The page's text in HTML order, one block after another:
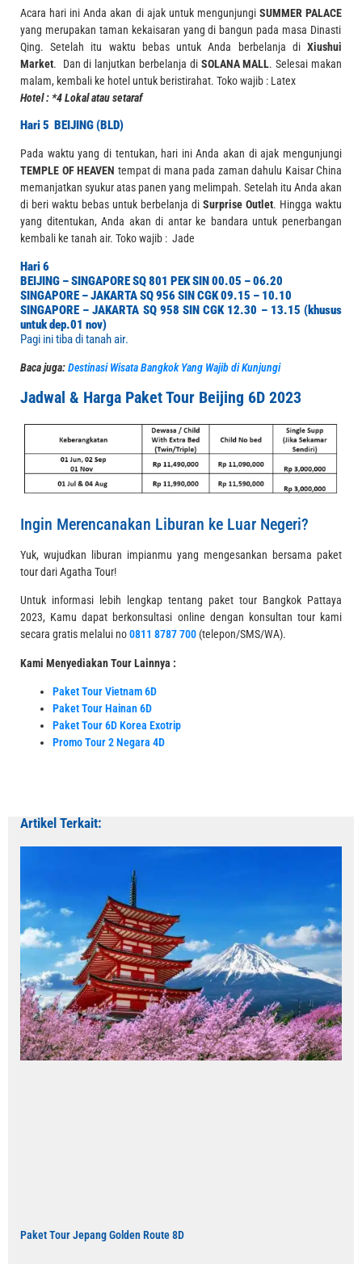
Acara hari ini Anda akan di ajak untuk mengunjungi SUMMER PALACE
yang merupakan taman kekaisaran yang di bangun pada masa Dinasti
Qing. Setelah itu waktu bebas untuk Anda berbelanja diXiushui
Market. Dan di lanjutkan berbelanja di SOLANA MALL. Selesai makan
malam, kembali ke hotel untuk beristirahat. Toko wajib : Latex
Hotel : *4 Lokal atau setaraf
Hari 5 BEIJING (BLD)
Pada waktu yang di tentukan, hari ini Anda akan di ajak mengunjungi
TEMPLE OF HEAVEN tempat di mana pada zaman dahulu Kaisar China
memanjatkan syukur atas panen yang melimpah. Setelah itu Anda akan
di beri waktu bebas untuk berbelanja di Surprise Outlet. Hingga waktu
yang ditentukan, Anda akan di antar ke bandara untuk penerbangan
kembali ke tanah air. Toko wajib : Jade
Hari 6
BEIJING – SINGAPORESQ 801 PEK SIN 00.05 – 06.20
SINGAPORE – JAKARTASQ 956 SIN CGK 09.15 – 10.10
SINGAPORE – JAKARTA SQ 958 SIN CGK 12.30 – 13.15 (khusus
untuk dep.01 nov)
Pagi ini tiba di tanah air.
Baca juga:Destinasi Wisata Bangkok Yang Wajib di Kunjungi
Jadwal & Harga Paket Tour Beijing 6D 2023
Ingin Merencanakan Liburan ke Luar Negeri?
Yuk, wujudkan liburan impianmu yang mengesankan bersama paket
tour dari Agatha Tour!
Untuk informasi lebih lengkap tentang paket tour Bangkok Pattaya
2023, Kamu dapat berkonsultasi online dengan konsultan tour kami
secara gratis melalui no0811 8787 700 (telepon/SMS/WA).
Kami Menyediakan Tour Lainnya :
Paket Tour Vietnam 6D
Paket Tour Hainan 6D
Paket Tour 6D Korea Exotrip
Promo Tour 2 Negara 4D
Artikel Terkait:
Paket Tour Jepang Golden Route 8D